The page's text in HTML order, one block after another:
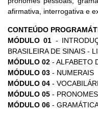
afirmativa, interrogativa e
CONTEÚDO
MÓDULO 01 -
BRASILEIRA DE SINAIS -
MÓDULO 02 - ALFABETO
MÓDULO 03 - NUMERAIS
MÓDULO 04 -
MÓDULO 05 -
MÓDULO 06 -